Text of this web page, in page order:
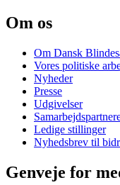
Om os
Om Dansk
Vores politiske
Nyheder
Presse
Udgivelser
Ledige stillinger
Nyhedsbrev til
Genveje for